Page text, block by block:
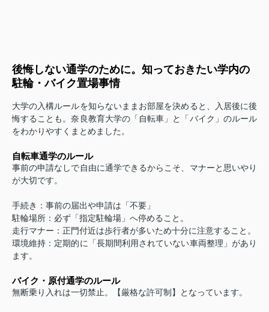
後悔しない通学のために。知っておきたい学内の
駐輪・バイク置場事情
大学の入構ルールを知らないままお部屋を決めると、入居後に後
悔することも。奈良教育大学の「自転車」と「バイク」のルール
をわかりやすくまとめました。
自転車通学のルール
事前の申請なしで自由に通学できるからこそ、マナーと思いやり
が大切です。
手続き：事前の届出や申請は「不要」
駐輪場所：必ず「指定駐輪場」へ停めること。
走行マナー：正門付近は歩行者が多いため十分に注意すること。
環境維持：定期的に「長期間利用されていない車両整理」があり
ます。
バイク・原付通学のルール
無断乗り入れは一切禁止。【厳格な許可制】となっています。